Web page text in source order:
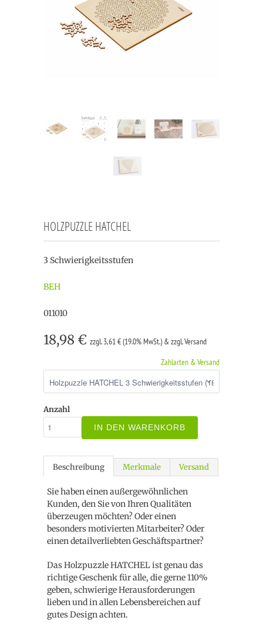
HOLZPUZZLE HATCHEL
3 Schwierigkeitsstufen
BEH
011010
18,98 € zzgl. 3,61 € (19.0% MwSt.) & zzgl. Versand
Zahlarten & Versand
Anzahl
IN DEN WARENKORB
Beschreibung Merkmale Versand
Sie haben einen außergewöhnlichen
Kunden, den Sie von Ihren Qualitäten
überzeugen möchten? Oder einen
besonders motivierten Mitarbeiter? Oder
einen detailverliebten Geschäftspartner?
Das Holzpuzzle HATCHEL ist genau das
richtige Geschenk für alle, die gerne 110%
geben, schwierige Herausforderungen
lieben und in allen Lebensbereichen auf
gutes Design achten.